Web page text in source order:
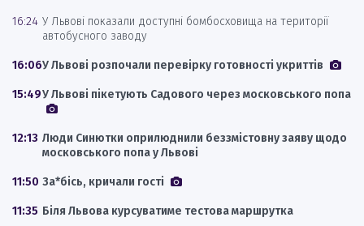
16:24 У Львові показали доступні бомбосховища на території
автобусного заводу
16:06У Львові розпочали перевірку готовності укриттів
15:49У Львові пікетують Садового через московського попа
12:13 Люди Синютки оприлюднили беззмістовну заяву щодо
московського попа у Львові
11:50 За*бісь, кричали гості
11:35 Біля Львова курсуватиме тестова маршрутка